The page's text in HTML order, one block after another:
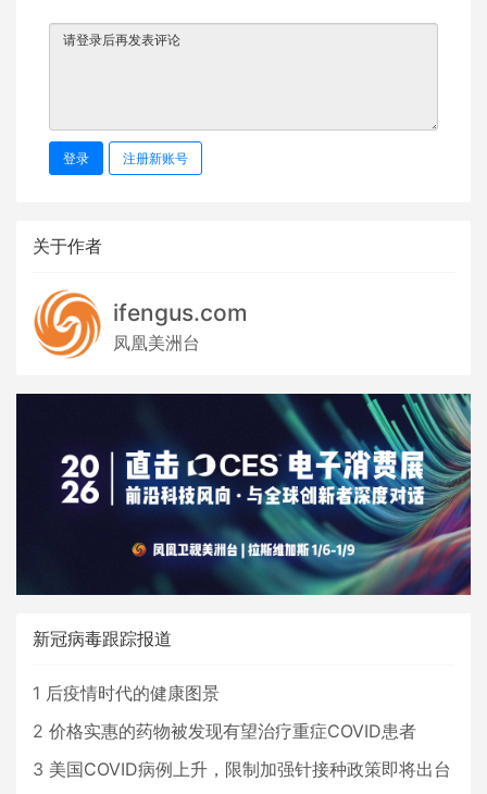
登录 注册新账号
关于作者
ifengus.com
凤凰美洲台
新冠病毒跟踪报道
1 后疫情时代的健康图景
2 价格实惠的药物被发现有望治疗重症COVID患者
3 美国COVID病例上升，限制加强针接种政策即将出台